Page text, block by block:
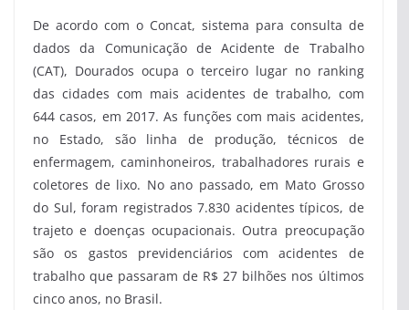
De acordo com o Concat, sistema para consulta de
dados da Comunicação de Acidente de Trabalho
(CAT), Dourados ocupa o terceiro lugar no ranking
das cidades com mais acidentes de trabalho, com
644 casos, em 2017. As funções com mais acidentes,
no Estado, são linha de produção, técnicos de
enfermagem, caminhoneiros, trabalhadores rurais e
coletores de lixo. No ano passado, em Mato Grosso
do Sul, foram registrados 7.830 acidentes típicos, de
trajeto e doenças ocupacionais. Outra preocupação
são os gastos previdenciários com acidentes de
trabalho que passaram de R$ 27 bilhões nos últimos
cinco anos, no Brasil.